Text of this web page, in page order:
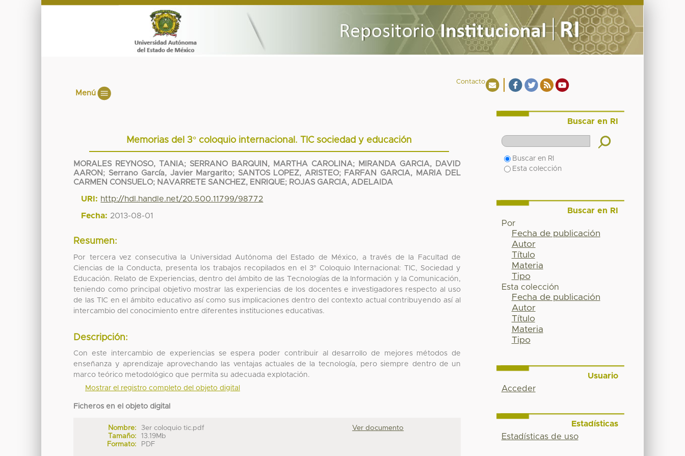
Contacto
Menú
Memorias del 3° coloquio internacional. TIC sociedad y educación
MORALES REYNOSO, TANIA; SERRANO BARQUIN, MARTHA CAROLINA;
MIRANDA GARCIA, DAVID
AARON ; Serrano García, Javier Margarito; SANTOS LOPEZ, ARISTEO;
FARFAN GARCIA, MARIA DEL
CARMEN CONSUELO; NAVARRETE SANCHEZ, ENRIQUE; ROJAS GARCIA, ADELAIDA
URI: http://hdl.handle.net/20.500.11799/98772
Fecha: 2013-08-01
Resumen:
Por tercera vez consecutiva la Universidad Autónoma del Estado de México, a través de la Facultad de
Ciencias de la Conducta, presenta los trabajos recopilados en el 3° Coloquio Internacional: TIC, Sociedad y
Educación. Relato de Experiencias, dentro del ámbito de las Tecnologías de la Información y la Comunicación,
teniendo como principal objetivo mostrar las experiencias de los docentes e investigadores respecto al uso
de las TIC en el ámbito educativo así como sus implicaciones dentro del contexto actual contribuyendo así al
intercambio del conocimiento entre diferentes instituciones educativas.
Descripción:
Con este intercambio de experiencias se espera poder contribuir al desarrollo de mejores métodos de
enseñanza y aprendizaje aprovechando las ventajas actuales de la tecnología, pero siempre dentro de un
marco teórico metodológico que permita su adecuada explotación.
Mostrar el registro completo del objeto digital
Ficheros en el objeto digital
Nombre:
3er coloquio tic.pdf
Tamaño:
13.19Mb
Formato:
PDF
Ver documento
Buscar en RI
Buscar en RI
Esta colección
Buscar en RI
Por
Fecha de publicación
Autor
Título
Materia
Tipo
Esta colección
Fecha de publicación
Autor
Título
Materia
Tipo
Usuario
Acceder
Estadísticas
Estadísticas de uso